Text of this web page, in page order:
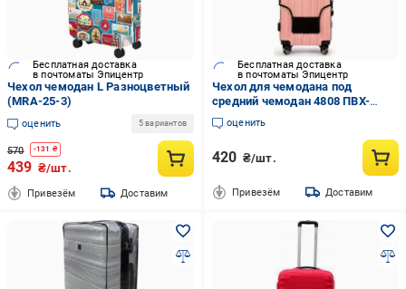
Бесплатная доставка
в почтоматы Эпицентр
Чехол чемодан L Разноцветный
(MRA-25-3)
оценить 5 вариантов
570 -131 ₴
439 ₴/шт.
Привезём Доставим
Бесплатная доставка
в почтоматы Эпицентр
Чехол для чемодана под
средний чемодан 4808 ПВХ-
винил M Прозрачный
оценить
420 ₴/шт.
Привезём Доставим